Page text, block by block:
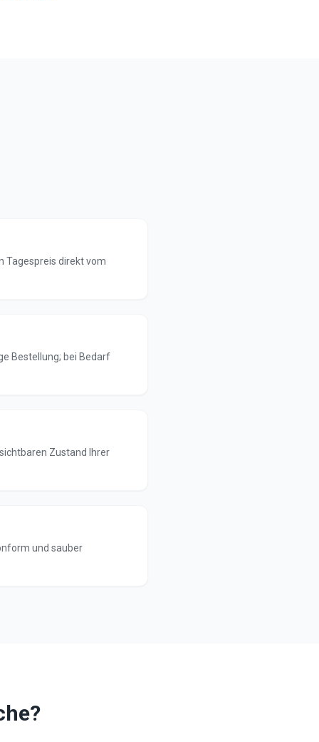
Tagespreis direkt vom
Bestellung; bei Bedarf
Zustand Ihrer
und sauber